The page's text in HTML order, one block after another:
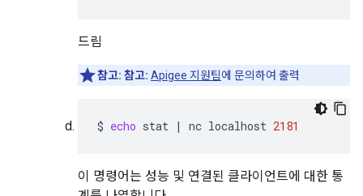
드림
참고: 참고: Apigee 지원팀에 문의하여 출력
$ echo stat | nc localhost 2181
이 명령어는 성능 및 연결된 클라이언트에 대한 통